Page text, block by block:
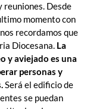
Desde
momento con
recordamos que
Diocesana. La
y aviejado es una
personas y
Será el edificio de
se puedan